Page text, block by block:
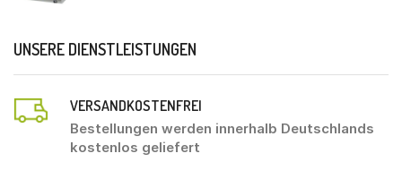
UNSERE DIENSTLEISTUNGEN
VERSANDKOSTENFREI
Bestellungen werden innerhalb Deutschlands
kostenlos geliefert